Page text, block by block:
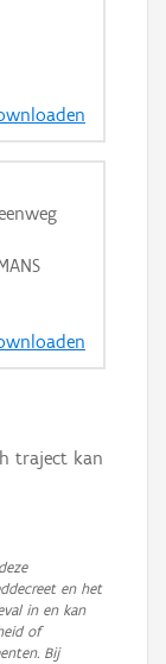
traject kan
en het
in en kan
of
Bij